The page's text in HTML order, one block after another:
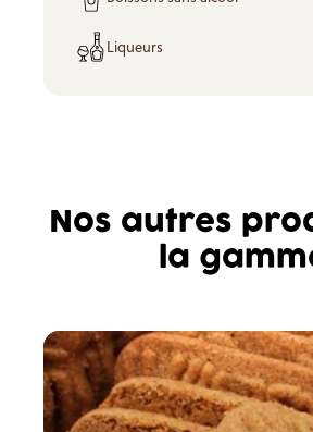
Liqueurs
Nos autres
la